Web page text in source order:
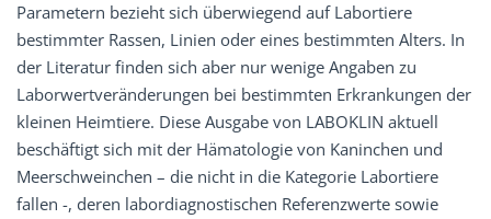
Parametern bezieht sich überwiegend auf Labortiere
bestimmter Rassen, Linien oder eines bestimmten Alters. In
der Literatur finden sich aber nur wenige Angaben zu
Laborwertveränderungen bei bestimmten Erkrankungen der
kleinen Heimtiere. Diese Ausgabe von LABOKLIN aktuell
beschäftigt sich mit der Hämatologie von Kaninchen und
Meerschweinchen – die nicht in die Kategorie Labortiere
fallen -, deren labordiagnostischen Referenzwerte sowie